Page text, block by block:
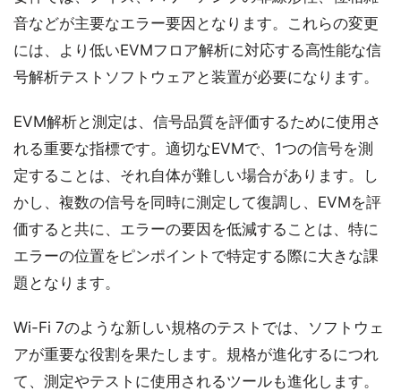
音などが主要なエラー要因となります。これらの変更
には、より低いEVMフロア解析に対応する高性能な信
号解析テストソフトウェアと装置が必要になります。
EVM解析と測定は、信号品質を評価するために使用さ
れる重要な指標です。適切なEVMで、1つの信号を測
定することは、それ自体が難しい場合があります。し
かし、複数の信号を同時に測定して復調し、EVMを評
価すると共に、エラーの要因を低減することは、特に
エラーの位置をピンポイントで特定する際に大きな課
題となります。
Wi-Fi 7のような新しい規格のテストでは、ソフトウェ
アが重要な役割を果たします。規格が進化するにつれ
て、測定やテストに使用されるツールも進化します。